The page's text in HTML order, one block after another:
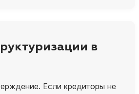
в
Если кредиторы не